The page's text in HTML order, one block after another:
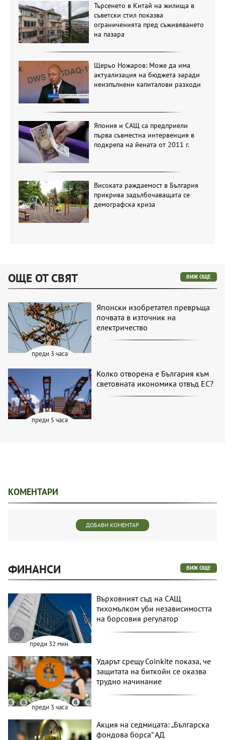
Търсенето в Китай на жилища в
съветски стил показва
ограниченията пред съживяването
на пазара
Щерьо Ножаров: Може да има
актуализация на бюджета заради
неизпълнени капиталови разходи
Япония и САЩ са предприели
първа съвместна интервенция в
подкрепа на йената от 2011 г.
Високата раждаемост в България
прикрива задълбочаващата се
демографска криза
ОЩЕ ОТ СВЯТ ВИЖ ОЩЕ
преди 3 часа
Японски изобретател превръща
почвата в източник на
електричество
преди 5 часа
Колко отворена е България към
световната икономика отвъд ЕС?
КОМЕНТАРИ
ДОБАВИ КОМЕНТАР
ФИНАНСИ ВИЖ ОЩЕ
преди 32 мин.
Върховният съд на САЩ
тихомълком уби независимостта
на борсовия регулатор
преди 3 часа
Ударът срещу Coinkite показа, че
защитата на биткойн се оказва
трудно начинание
Акция на седмицата: „Българска
фондова борса“ АД